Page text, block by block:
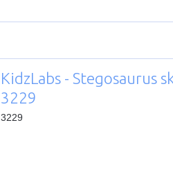
KidzLabs - Stegosaurus
3229
3229